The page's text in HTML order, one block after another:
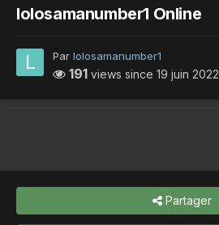
lolosamanumber1 Online
Par lolosamanumber1
191 views since 19 juin 2022
Partager